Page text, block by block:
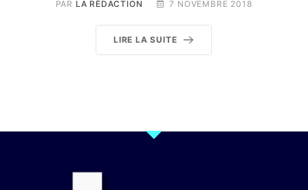
PAR LA RÉDACTION 7 NOVEMBRE 2018
LIRE LA SUITE